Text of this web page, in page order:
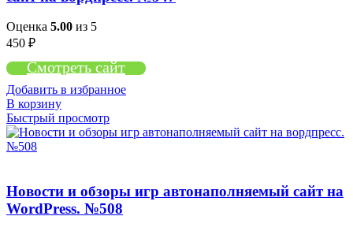
Оценка 5.00 из 5
450 ₽
Смотреть сайт
Добавить в избранное
В корзину
Быстрый просмотр
Новости и обзоры игр автонаполняемый сайт на
WordPress. №508